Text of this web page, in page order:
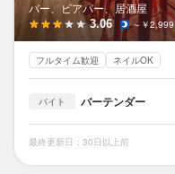
バー、ビアバー、居酒屋
3.06 ～￥2,999
フルタイム歓迎 ネイルOK
バイト バーテンダー
最終更新日：30日以上前